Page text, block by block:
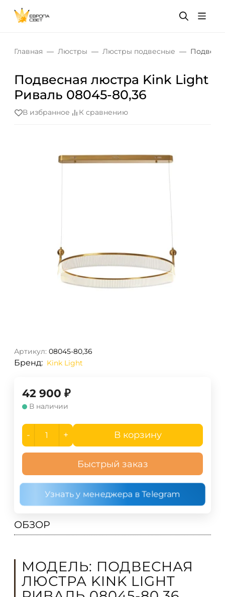
Главная Люстры Люстры подвесные
Подвесная люстра Kink Light
Риваль 08045-80,36
В избранное К сравнению
Артикул: 08045-80,36
Бренд: Kink Light
42 900 ₽
В наличии
- + В корзину
Быстрый заказ
Узнать у менеджера в Telegram
ОБЗОР
МОДЕЛЬ: ПОДВЕСНАЯ
ЛЮСТРА KINK LIGHT